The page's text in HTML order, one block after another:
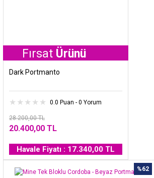
Ürünü
Dark Portmanto
0.0 Puan - 0 Yorum
28.200,00 TL
20.400,00 TL
Havale Fiyatı : 17.340,00 TL
%62